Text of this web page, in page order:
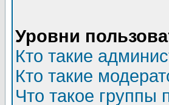
Уровни
Кто такие
Кто такие
Что такое группы